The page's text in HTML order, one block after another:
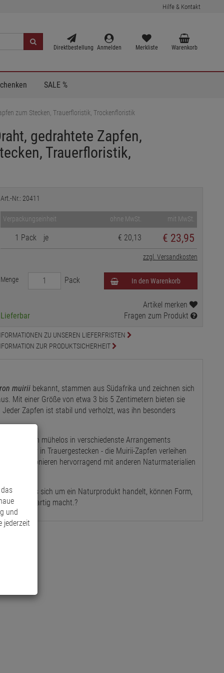
Hilfe & Kontakt
Direktbestellung Anmelden Merkliste Warenkorb
SALE %
zum Stecken, Trauerfloristik, Trockenfloristik
gedrahtete Zapfen,
Trauerfloristik,
Art.-Nr.: 20411
Verpackungseinheit ohne MwSt. mit MwSt.
1 Pack je € 20,13 € 23,95
zzgl. Versandkosten
Menge Pack In den Warenkorb
Lieferbar
Artikel merken
Fragen zum Produkt
ZU UNSEREN LIEFERFRISTEN
ZUR PRODUKTSICHERHEIT
muirii bekannt, stammen aus Südafrika und zeichnen sich
Mit einer Größe von etwa 3 bis 5 Zentimetern bieten sie
Jeder Zapfen ist stabil und verholzt, was ihn besonders
die Zapfen mühelos in verschiedenste Arrangements
oder in Trauergestecken - die Muirii-Zapfen verleihen
Sie harmonieren hervorragend mit anderen Naturmaterialien
Da es sich um ein Naturprodukt handelt, können Form,
einzigartig macht.?
und
jederzeit